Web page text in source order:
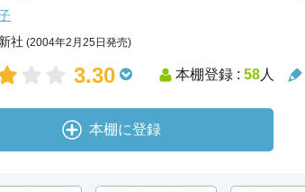
社 (2004年2月25日発売)
3.30 本棚登録 : 58人
本棚に登録